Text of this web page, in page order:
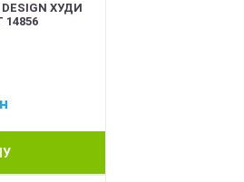
DESIGN ХУДИ